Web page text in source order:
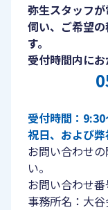
弥生スタッフ
伺い、ご希望
す。
受付時間内にお
受付時間：
祝日、および弊
お問い合わせ
い。
お問い合わせ
事務所名：大